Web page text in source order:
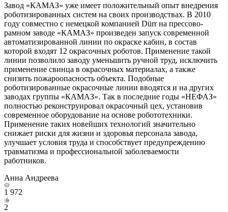
Завод «КАМАЗ» уже имеет положительный опыт внедрения
роботизированных систем на своих производствах. В 2010
году совместно с немецкой компанией Dürr на прессово-
рамном заводе «КАМАЗ» произведен запуск современной
автоматизированной линии по окраске кабин, в состав
которой входят 12 окрасочных роботов. Применение такой
линии позволило заводу уменьшить ручной труд, исключить
применение свинца в окрасочных материалах, а также
снизить пожароопасность объекта. Подобные
роботизированные окрасочные линии вводятся и на других
заводах группы «КАМАЗ». Так в последние годы «НЕФАЗ»
полностью реконструировал окрасочный цех, установив
современное оборудование на основе робототехники.
Применение таких новейших технологий значительно
снижает риски для жизни и здоровья персонала завода,
улучшает условия труда и способствует предупреждению
травматизма и профессиональной заболеваемости
работников.
Анна Андреева
1 972
2